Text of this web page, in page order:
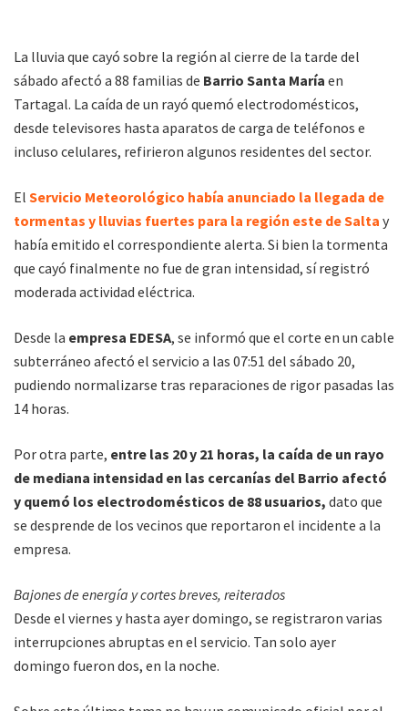
La lluvia que cayó sobre la región al cierre de la tarde del
sábado afectó a 88 familias de Barrio Santa María en
Tartagal. La caída de un rayó quemó electrodomésticos,
desde televisores hasta aparatos de carga de teléfonos e
incluso celulares, refirieron algunos residentes del sector.
El Servicio Meteorológico había anunciado la llegada de
tormentas y lluvias fuertes para la región este de Salta y
había emitido el correspondiente alerta. Si bien la tormenta
que cayó finalmente no fue de gran intensidad, sí registró
moderada actividad eléctrica.
Desde la empresa EDESA, se informó que el corte en un cable
subterráneo afectó el servicio a las 07:51 del sábado 20,
pudiendo normalizarse tras reparaciones de rigor pasadas las
14 horas.
Por otra parte, entre las 20 y 21 horas, la caída de un rayo
de mediana intensidad en las cercanías del Barrio afectó
y quemó los electrodomésticos de 88 usuarios, dato que
se desprende de los vecinos que reportaron el incidente a la
empresa.
Bajones de energía y cortes breves, reiterados
Desde el viernes y hasta ayer domingo, se registraron varias
interrupciones abruptas en el servicio. Tan solo ayer
domingo fueron dos, en la noche.